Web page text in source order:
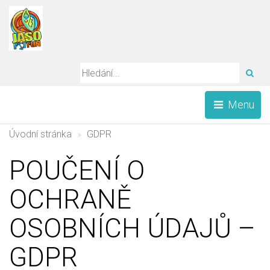
Menu
Úvodní stránka GDPR
POUČENÍ O
OCHRANĚ
OSOBNÍCH ÚDAJŮ –
GDPR